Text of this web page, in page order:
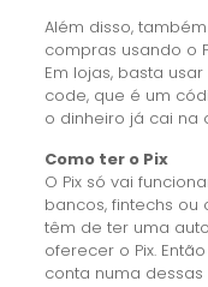
Além disso,
compras usando o
Em lojas, basta
code, que é um
o dinheiro já cai na
Como ter o Pix
O Pix só vai
bancos, fintechs ou
têm de ter uma
oferecer o Pix.
conta numa dessas